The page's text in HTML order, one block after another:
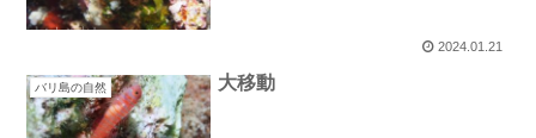
2024.01.21
バリ島の自然 大移動